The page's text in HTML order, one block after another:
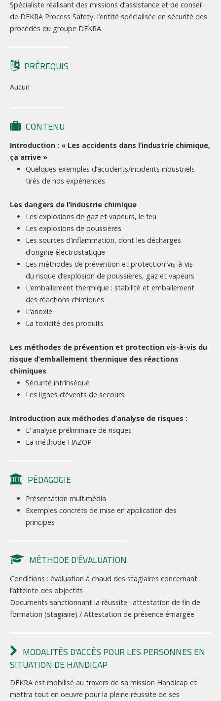
Spécialiste réalisant des missions d’assistance et de conseil
de DEKRA Process Safety, l’entité spécialisée en sécurité des
procédés du groupe DEKRA.
PRÉREQUIS
Aucun
CONTENU
Introduction : « Les accidents dans l’industrie chimique,
ça arrive »
Quelques exemples d’accidents/incidents industriels
tirés de nos expériences
Les dangers de l’industrie chimique
Les explosions de gaz et vapeurs, le feu
Les explosions de poussières
Les sources d’inflammation, dont les décharges
d’origine électrostatique
Les méthodes de prévention et protection vis-à-vis
du risque d’explosion de poussières, gaz et vapeurs
L‘emballement thermique : stabilité et emballement
des réactions chimiques
L‘anoxie
La toxicité des produits
Les méthodes de prévention et protection vis-à-vis du
risque d’emballement thermique des réactions
chimiques
Sécurité intrinsèque
Les lignes d’évents de secours
Introduction aux méthodes d’analyse de risques :
L‘ analyse préliminaire de risques
La méthode HAZOP
PÉDAGOGIE
Présentation multimédia
Exemples concrets de mise en application des
principes
MÉTHODE D'ÉVALUATION
Conditions : évaluation à chaud des stagiaires concernant
l’atteinte des objectifs
Documents sanctionnant la réussite : attestation de fin de
formation (stagiaire) / Attestation de présence émargée
MODALITÉS D'ACCÈS POUR LES PERSONNES EN
SITUATION DE HANDICAP
DEKRA est mobilisé au travers de sa mission Handicap et
mettra tout en oeuvre pour la pleine réussite de ses